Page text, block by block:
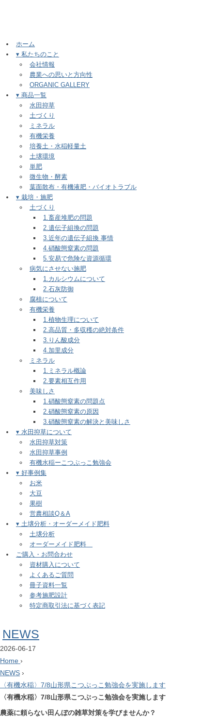
ホーム
▾ 私たちのこと
会社情報
農業への思いと方向性
ORGANIC GALLERY
▾ 商品一覧
水田抑草
土づくり
ミネラル
有機栄養
培養土・水稲軽量土
土壌環境
単肥
微生物・酵素
葉面散布・有機液肥・バイオトラブル
▾ 栽培・施肥
土づくり
1.畜産堆肥の問題
2.遺伝子組換の問題
3.近年の遺伝子組換 事情
4.硝酸態窒素の問題
5.安易で危険な資源循環
病気にさせない施肥
1.カルシウムについて
2.石灰防御
腐植について
有機栄養
1.植物生理について
2.高品質・多収穫の絶対条件
3.りん酸成分
4.加里成分
ミネラル
1.ミネラル概論
2.要素相互作用
美味しさ
1.硝酸態窒素の問題点
2.硝酸態窒素の原因
3.硝酸態窒素の解決と美味しさ
▾ 水田抑草について
水田抑草対策
水田抑草事例
有機水稲ーこつぶっこ勉強会
▾ 好事例集
お米
大豆
果樹
営農相談Q＆A
▾ 土壌分析・オーダーメイド肥料
土壌分析
オーダーメイド肥料
ご購入・お問合わせ
資材購入について
よくあるご質問
冊子資料一覧
参考施肥設計
特定商取引法に基づく表記
NEWS
2026-06-17
Home ›
NEWS ›
〈有機水稲〉7/8山形県こつぶっこ勉強会を実施します
〈有機水稲〉7/8山形県こつぶっこ勉強会を実施します
農薬に頼らない田んぼの雑草対策を学びませんか？